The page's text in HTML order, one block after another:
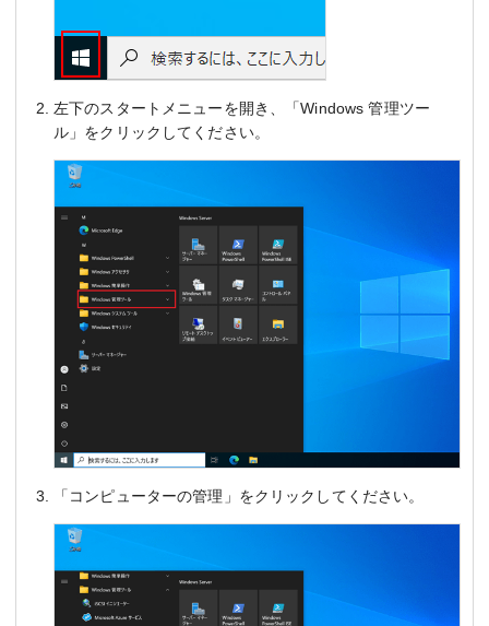
左下のスタートメニューを開き、「Windows 管理ツー
ル」をクリックしてください。
「コンピューターの管理」をクリックしてください。